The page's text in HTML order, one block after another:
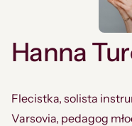
Hanna
Flecistka, solista
Varsovia, pedagog